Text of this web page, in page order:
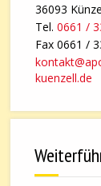
36093
Tel. 0661 /
Fax 0661 /
kuenzell.de